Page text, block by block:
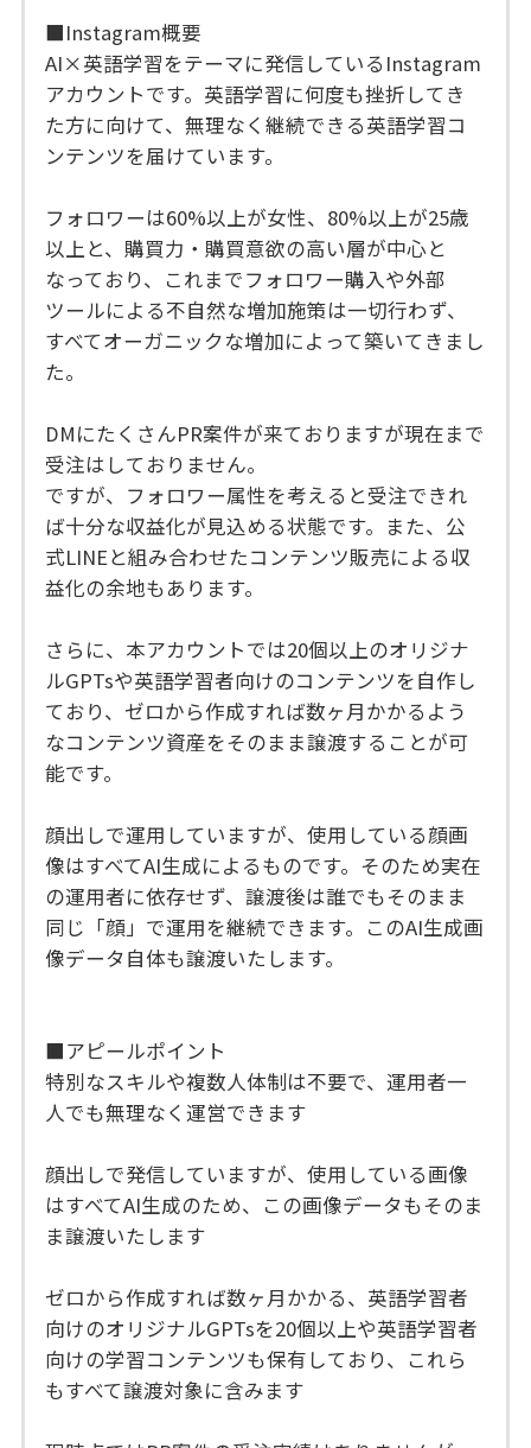
■Instagram概要
AI×英語学習をテーマに発信しているInstagram
アカウントです。英語学習に何度も挫折してき
た方に向けて、無理なく継続できる英語学習コ
ンテンツを届けています。
フォロワーは60%以上が女性、80%以上が25歳
以上と、購買力・購買意欲の高い層が中心と
なっており、これまでフォロワー購入や外部
ツールによる不自然な増加施策は一切行わず、
すべてオーガニックな増加によって築いてきまし
た。
DMにたくさんPR案件が来ておりますが現在まで
受注はしておりません。
ですが、フォロワー属性を考えると受注できれ
ば十分な収益化が見込める状態です。また、公
式LINEと組み合わせたコンテンツ販売による収
益化の余地もあります。
さらに、本アカウントでは20個以上のオリジナ
ルGPTsや英語学習者向けのコンテンツを自作し
ており、ゼロから作成すれば数ヶ月かかるよう
なコンテンツ資産をそのまま譲渡することが可
能です。
顔出しで運用していますが、使用している顔画
像はすべてAI生成によるものです。そのため実在
の運用者に依存せず、譲渡後は誰でもそのまま
同じ「顔」で運用を継続できます。このAI生成画
像データ自体も譲渡いたします。
■アピールポイント
特別なスキルや複数人体制は不要で、運用者一
人でも無理なく運営できます
顔出しで発信していますが、使用している画像
はすべてAI生成のため、この画像データもそのま
ま譲渡いたします
ゼロから作成すれば数ヶ月かかる、英語学習者
向けのオリジナルGPTsを20個以上や英語学習者
向けの学習コンテンツも保有しており、これら
もすべて譲渡対象に含みます